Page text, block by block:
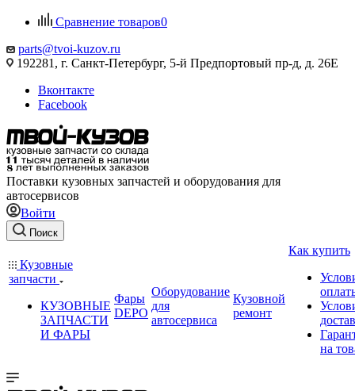
Сравнение товаров0
parts@tvoi-kuzov.ru
192281, г. Санкт-Петербург, 5-й Предпортовый пр-д, д. 26Е
Вконтакте
Facebook
Поставки кузовных запчастей и оборудования для
автосервисов
Войти
Поиск
Кузовные
запчасти
КУЗОВНЫЕ
ЗАПЧАСТИ
И ФАРЫ
Фары
DEPO
Оборудование
для
автосервиса
Кузовной
ремонт
Как купить
на